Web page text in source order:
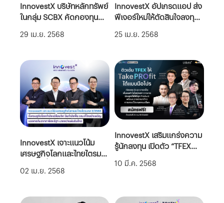
InnovestX บริษัทหลักทรัพย์
ในกลุ่ม SCBX คัดกองทุน
ทั่วโลก ส่งโปรฯ ฟรีค่า
จังหวะทยอยสะสมช่วงย่อตัว
เพื่อโอกาสเติบโตระยะยาว
29 เม.ย. 2568
InnovestX อัปเกรดแอป ส่ง
ฟีเจอร์ใหม่ให้ตัดสินใจลงทุน
โอกาสจากตลาดต่างประเทศ
และ TradingView ยกระดับ
ประสบการณ์สู่มาตรฐาน
สากล
25 เม.ย. 2568
InnovestX เจาะแนวโน้ม
เศรษฐกิจโลกและไทยไตรมาส
เปลี่ยนทิศ จีนกำลังฟื้น ขณะที่
ภาษีสหรัฐฯ มากกว่าแผ่นดิน
02 เม.ย. 2568
InnovestX เสริมแกร่งความ
รู้นักลงทุน เปิดตัว “TFEX
PRO BOOTCAMP” คอร์ส
ติวเข้ม TFEX จากนักเทรดมือ
10 มี.ค. 2568